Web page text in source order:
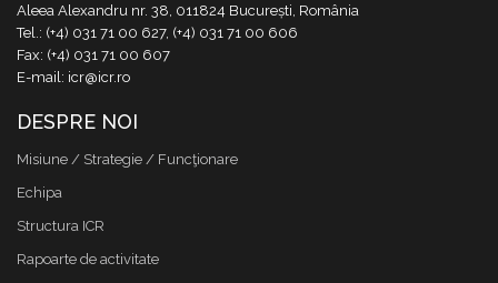
Aleea Alexandru nr. 38, 011824 București, România
Tel.: (+4) 031 71 00 627, (+4) 031 71 00 606
Fax: (+4) 031 71 00 607
E-mail: icr@icr.ro
DESPRE NOI
Misiune / Strategie / Funcţionare
Echipa
Structura ICR
Rapoarte de activitate